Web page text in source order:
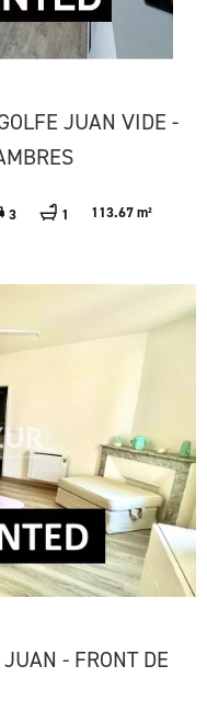
JUAN VIDE -
3 1 113.67 m²
- FRONT DE